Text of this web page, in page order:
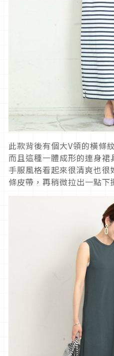
此款背後有個大V領的橫條
而且這種一體成形的連身
手服風格看起來很清爽也
條皮帶，再稍微拉出一點下